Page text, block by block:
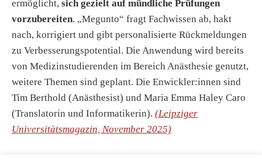
ermöglicht, sich gezielt auf mündliche Prüfungen
vorzubereiten. „Megunto“ fragt Fachwissen ab, hakt
nach, korrigiert und gibt personalisierte Rückmeldungen
zu Verbesserungspotential. Die Anwendung wird bereits
von Medizinstudierenden im Bereich Anästhesie genutzt,
weitere Themen sind geplant. Die Enwickler:innen sind
Tim Berthold (Anästhesist) und Maria Emma Haley Caro
(Translatorin und Informatikerin). (Leipziger
Universitätsmagazin, November 2025)